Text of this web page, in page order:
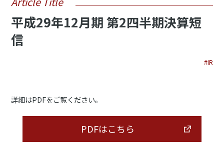
平成29年12月期 第2四半期決算短
信
#IR
詳細はPDFをご覧ください。
PDFはこちら